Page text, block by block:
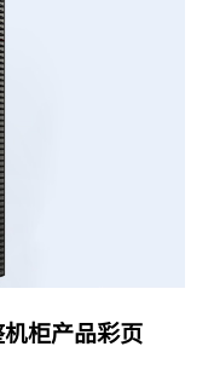
柜产品彩页